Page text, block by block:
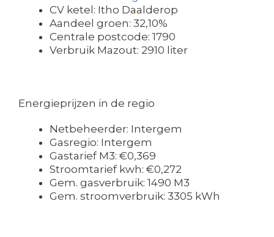
CV ketel: Itho Daalderop
Aandeel groen: 32,10%
Centrale postcode: 1790
Verbruik Mazout: 2910 liter
Energieprijzen in de regio
Netbeheerder: Intergem
Gasregio: Intergem
Gastarief M3: €0,369
Stroomtarief kwh: €0,272
Gem. gasverbruik: 1490 M3
Gem. stroomverbruik: 3305 kWh